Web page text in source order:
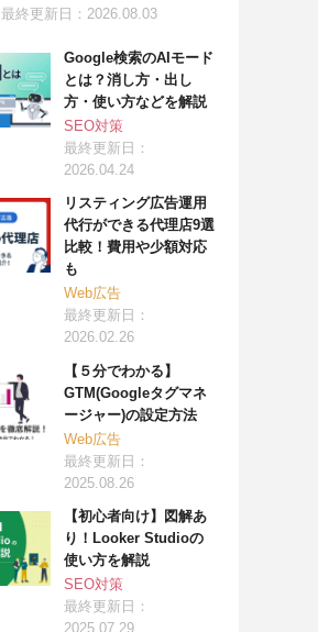
最終更新日：2026.08.03
Google検索のAIモード
とは？消し方・出し
方・使い方などを解説
SEO対策
最終更新日：
2026.04.24
リスティング広告運用
代行ができる代理店9選
比較！費用や少額対応
も
Web広告
最終更新日：
2026.02.26
【５分でわかる】
GTM(Googleタグマネ
ージャー)の設定方法
Web広告
最終更新日：
2025.08.26
【初心者向け】図解あ
り！Looker Studioの
使い方を解説
SEO対策
最終更新日：
2025.07.29